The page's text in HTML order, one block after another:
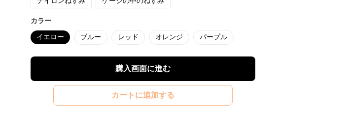
カラー
イエロー ブルー レッド オレンジ パープル
購入画面に進む
カートに追加する